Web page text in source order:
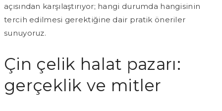
açısından karşılaştırıyor; hangi durumda hangisinin
tercih edilmesi gerektiğine dair pratik öneriler
sunuyoruz.
Çin çelik halat pazarı:
gerçeklik ve mitler